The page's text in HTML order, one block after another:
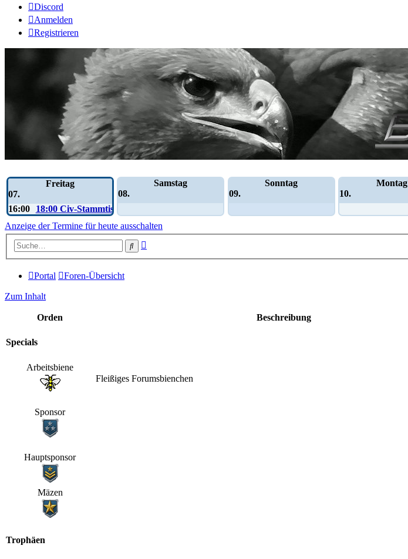
Discord
Anmelden
Registrieren
Freitag
07.
16:00
18:00 Civ-Stammtisch
Samstag
08.
Sonntag
09.
Montag
10.
Anzeige der Termine für heute ausschalten
Suche
Portal Foren-Übersicht
Zum Inhalt
Orden Beschreibung
Specials
Arbeitsbiene
Fleißiges Forumsbienchen
Sponsor
Hauptsponsor
Mäzen
Trophäen